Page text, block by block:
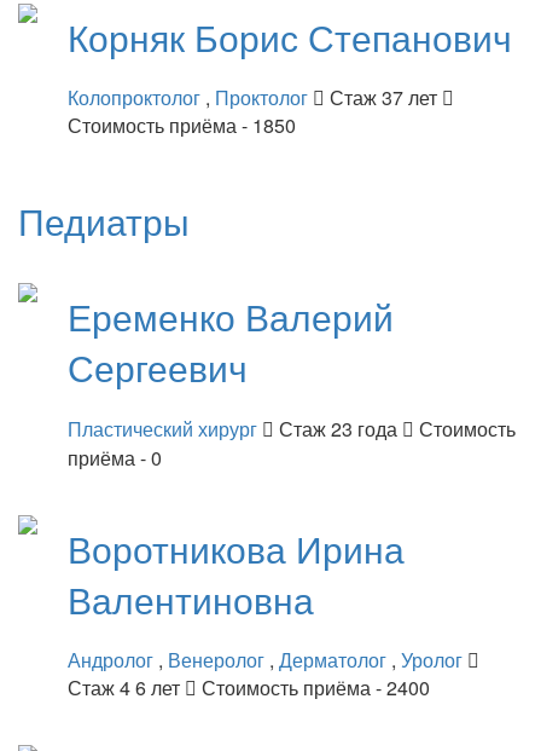
Корняк Борис Степанович
Колопроктолог , Проктолог
Стаж 37 лет
Стоимость приёма - 1850
Педиатры
Еременко Валерий
Сергеевич
Пластический хирург Стаж 23 года
Стоимость
приёма - 0
Воротникова Ирина
Валентиновна
Андролог , Венеролог , Дерматолог , Уролог
Стаж 4 6 лет
Стоимость приёма - 2400